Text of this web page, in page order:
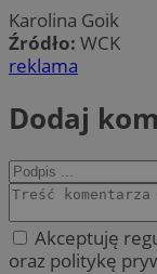
Karolina Goik
Źródło: WCK
reklama
Dodaj
Akceptuję
oraz politykę